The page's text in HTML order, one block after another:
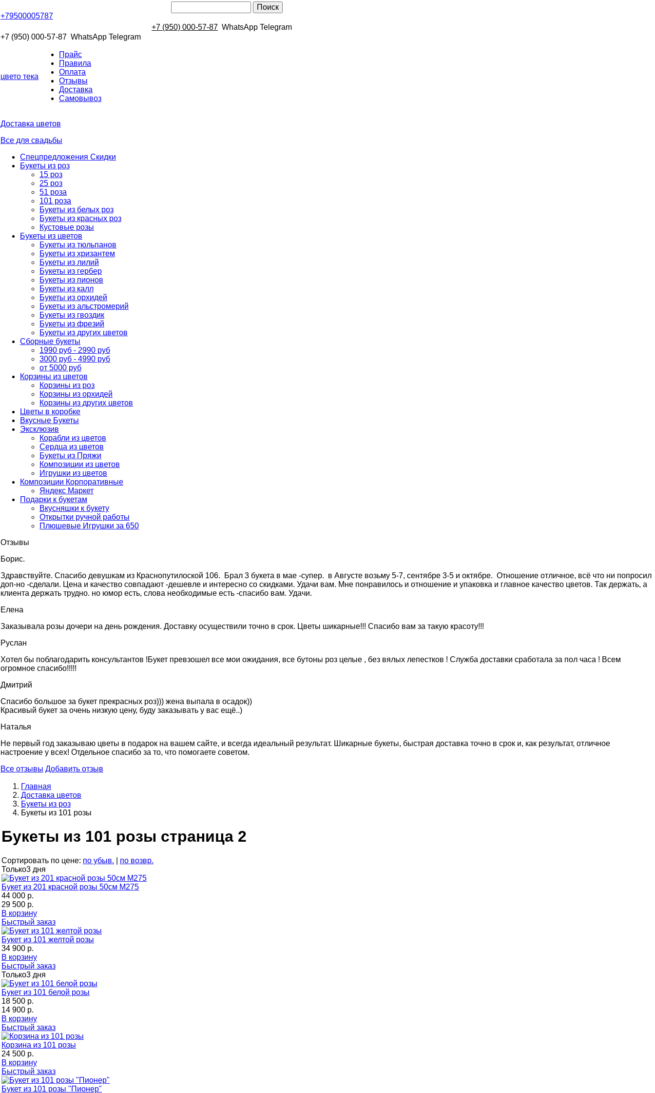
+79500005787
+7 (950) 000-57-87 WhatsApp Telegram
+7 (950) 000-57-87 WhatsApp Telegram
цвето тека
Прайс
Правила
Оплата
Отзывы
Доставка
Самовывоз
Доставка цветов
Все для свадьбы
Спецпредложения Скидки
Букеты из роз
15 роз
25 роз
51 роза
101 роза
Букеты из белых роз
Букеты из красных роз
Кустовые розы
Букеты из цветов
Букеты из тюльпанов
Букеты из хризантем
Букеты из лилий
Букеты из гербер
Букеты из пионов
Букеты из калл
Букеты из орхидей
Букеты из альстромерий
Букеты из гвоздик
Букеты из фрезий
Букеты из других цветов
Сборные букеты
1990 руб - 2990 руб
3000 руб - 4990 руб
от 5000 руб
Корзины из цветов
Корзины из роз
Корзины из орхидей
Корзины из других цветов
Цветы в коробке
Вкусные Букеты
Эксклюзив
Корабли из цветов
Сердца из цветов
Букеты из Пряжи
Композиции из цветов
Игрушки из цветов
Композиции Корпоративные
Яндекс Маркет
Подарки к букетам
Вкусняшки к букету
Открытки ручной работы
Плюшевые Игрушки за 650
Отзывы
Борис.
Здравствуйте. Cпасибо девушкам из Краснопутилоской 106. Брал 3 букета в мае -супер. в Августе возьму 5-7, сентябре 3-5 и октябре. Отношение отличное, всё что ни попросил
доп-но -сделали. Цена и качество совпадают -дешевле и интересно со скидками. Удачи вам. Мне понравилось и отношение и упаковка и главное качество цветов. Так держать, а
клиента держать трудно. но юмор есть, слова необходимые есть -спасибо вам. Удачи.
Елена
Заказывала розы дочери на день рождения. Доставку осуществили точно в срок. Цветы шикарные!!! Спасибо вам за такую красоту!!!
Руслан
Хотел бы поблагодарить консультантов !Букет превзошел все мои ожидания, все бутоны роз целые , без вялых лепестков ! Служба доставки сработала за пол часа ! Всем
огромное спасибо!!!!!
Дмитрий
Спасибо большое за букет прекрасных роз))) жена выпала в осадок))
Красивый букет за очень низкую цену, буду заказывать у вас ещё..)
Наталья
Не первый год заказываю цветы в подарок на вашем сайте, и всегда идеальный результат. Шикарные букеты, быстрая доставка точно в срок и, как результат, отличное
настроение у всех! Отдельное спасибо за то, что помогаете советом.
Все отзывы Добавить отзыв
Главная
Доставка цветов
Букеты из роз
Букеты из 101 розы
Букеты из 101 розы страница 2
Сортировать по цене: по убыв.
по возвр.
Только3 дня
Букет из 201 красной розы 50см M275
44 000 р.
29 500 р.
В корзину
Быстрый заказ
Букет из 101 желтой розы
34 900 р.
В корзину
Быстрый заказ
Только3 дня
Букет из 101 белой розы
18 500 р.
14 900 р.
В корзину
Быстрый заказ
Корзина из 101 розы
24 500 р.
В корзину
Быстрый заказ
Букет из 101 розы "Пионер"